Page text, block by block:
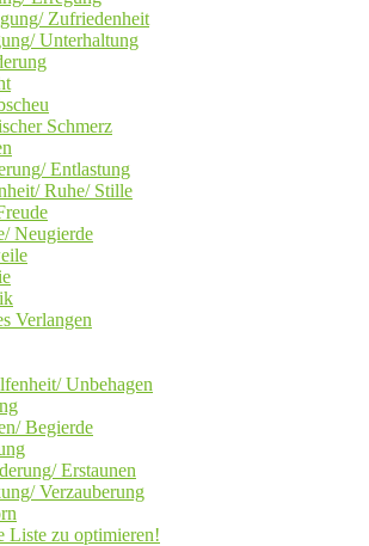
Zufriedenheit
Unterhaltung
Schmerz
Entlastung
Ruhe/ Stille
Neugierde
Verlangen
Unbehagen
Begierde
Erstaunen
Verzauberung
Liste zu optimieren!